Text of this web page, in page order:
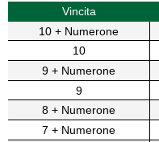
Vincita
10 + Numerone
10
9 + Numerone
9
8 + Numerone
7 + Numerone